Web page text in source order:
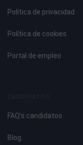
Política de privacidad
Política de cookies
Portal de empleo
FAQ's candidatos
Blog